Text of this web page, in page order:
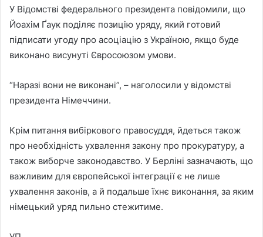
У Відомстві федерального президента повідомили, що
Йоахім Ґаук поділяє позицію уряду, який готовий
підписати угоду про асоціацію з Україною, якщо буде
виконано висунуті Євросоюзом умови.
“Наразі вони не виконані”, – наголосили у відомстві
президента Німеччини.
Крім питання вибіркового правосуддя, йдеться також
про необхідність ухвалення закону про прокуратуру, а
також виборче законодавство. У Берліні зазначають, що
важливим для європейської інтеграції є не лише
ухвалення законів, а й подальше їхнє виконання, за яким
німецький уряд пильно стежитиме.